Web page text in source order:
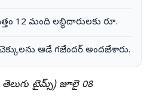
12 మంది లబ్ధిదారులకు రూ.
ఆడే గజేందర్ అందజేశారు.
టైమ్స్) జూలై 08